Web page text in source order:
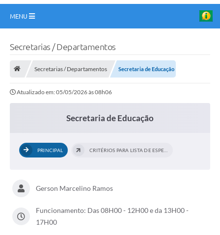
MENU
Carta de Serviços
Galeria de Fotos
Audiências Públicas
Secretarias / Departamentos
Secretarias / Departamentos Secretaria de Educação
Atualizado em: 05/05/2026 às 08h06
Secretaria de Educação
PRINCIPAL
Gerson Marcelino Ramos
Funcionamento: Das 08H00 - 12H00 e da 13H00 -
17H00